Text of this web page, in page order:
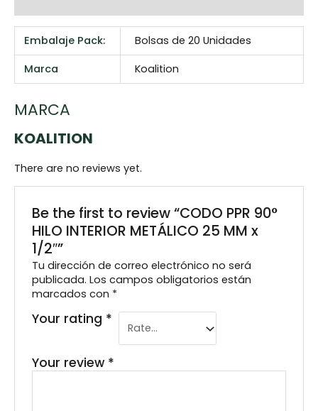
Embalaje Pack:
Bolsas de 20 Unidades
Marca
Koalition
MARCA
KOALITION
There are no reviews yet.
Be the first to review “CODO PPR 90°
HILO INTERIOR METÁLICO 25 MM x
1/2″”
Tu dirección de correo electrónico no será
publicada. Los campos obligatorios están
marcados con *
Your rating *
Your review *